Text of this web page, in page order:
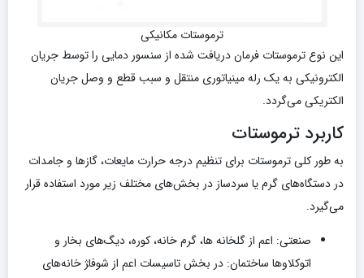
ترموستات مکانیکی
این نوع ترموستات فرمان دریافت شده از سنسور دمایی را توسط جریان
الکترونیکی به یک رله مینیاتوری منتقل و سبب قطع و وصل جریان
الکتریکی می‌گردد.
کاربرد ترموستات
به طور کلی ترموستات برای تنظیم درجه حرارت مایعات، گاز‌ها و جامدات
در دستگاه‌های گرم یا سردساز در بخش‌های مختلف زیر مورد استفاده قرار
می‌گیرد.
صنعتی: اعم از گلخانه ها، گرم خانه، کوره، دیگ‌های بخار و
اتوکلاو‌ها ساختمان: در بخش تاسیسات اعم از شوفا‍‍‍ژ خانه‌های